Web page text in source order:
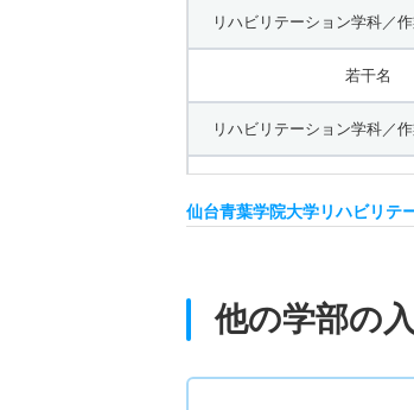
リハビリテーション学科
若干名
リハビリテーション学科／
リハビリテーション学科／
仙台青葉学院大学リハビリテ
他の学部の